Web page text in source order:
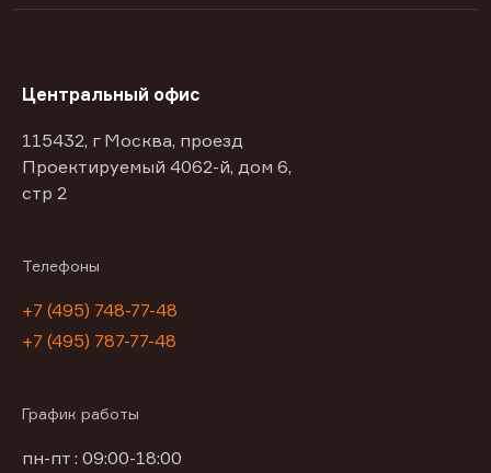
Центральный офис
115432, г Москва, проезд
Проектируемый 4062-й, дом 6,
стр 2
Телефоны
+7 (495) 748-77-48
+7 (495) 787-77-48
График работы
пн-пт : 09:00-18:00